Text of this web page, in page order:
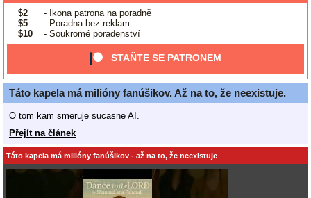
$2
- Ikona patrona na poradně
$5
- Poradna bez reklam
$10
- Soukromé poradenství
STAŇTE SE PATRONEM
Táto kapela má milióny fanúšikov. Až na to, že neexistuje.
O tom kam smeruje sucasne AI.
Přejít na článek
Táto kapela má milióny fanúšikov - až na to, že neexistuje